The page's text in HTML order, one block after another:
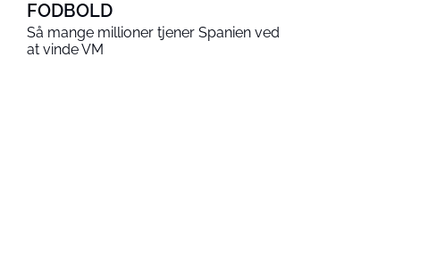
FODBOLD
Så mange millioner tjener Spanien ved
at vinde VM